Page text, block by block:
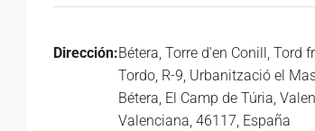
Dirección:Bétera, Torre d'en Conill, Tord
Tordo, R-9, Urbanització el
Bétera, El Camp de Túria,
Valenciana, 46117, España